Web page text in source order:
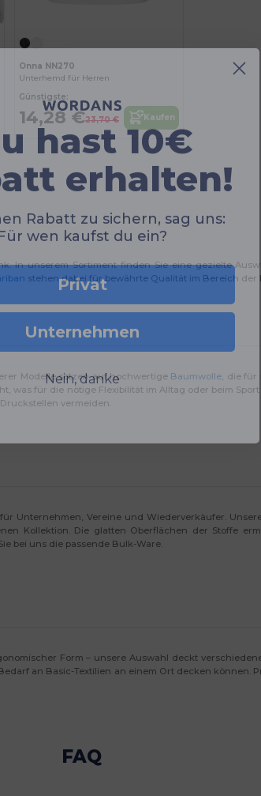
Onna NN270
Unterhemd für Herren
Günstigste:
14,28 €23,70 € Kaufen
In unserem Sortiment finden Sie eine gezielte
stehen dabei für bewährte Qualität im Bereich der
Modelle setzen auf hochwertige Baumwolle, die für
was für die nötige Flexibilität im Alltag oder beim
vermeiden.
Unternehmen, Vereine und Wiederverkäufer.
Kollektion. Die glatten Oberflächen der Stoffe
bei uns die passende Bulk-Ware.
Form – unsere Auswahl deckt
an Basic-Textilien an einem Ort decken können.
FAQ
hast 10€
erhalten!
wen kaufst du ein?
Privat
Unternehmen